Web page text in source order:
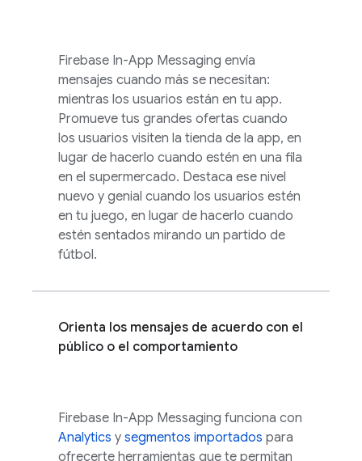
Firebase In-App Messaging envía
mensajes cuando más se necesitan:
mientras los usuarios están en tu app.
Promueve tus grandes ofertas cuando
los usuarios visiten la tienda de la app, en
lugar de hacerlo cuando estén en una fila
en el supermercado. Destaca ese nivel
nuevo y genial cuando los usuarios estén
en tu juego, en lugar de hacerlo cuando
estén sentados mirando un partido de
fútbol.
Orienta los mensajes de acuerdo con el
público o el comportamiento
Firebase In-App Messaging funciona con
Analytics y segmentos importados para
ofrecerte herramientas que te permitan